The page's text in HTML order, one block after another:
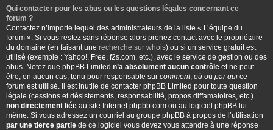
Qui contacter pour les abus ou les questions légales concernant ce
forum ?
Contactez n’importe lequel des administrateurs de la liste « L’équipe du
forum ». Si vous restez sans réponse alors prenez contact avec le propriétaire
du domaine (en faisant une recherche sur whois) ou si un service gratuit est
utilisé (exemple : Yahoo!, Free, f2s.com, etc.), avec le service de gestion ou des
abus. Notez que phpBB Limited n’a absolument aucun contrôle et ne peut
être, en aucun cas, tenu pour responsable sur comment, où ou par qui ce
forum est utilisé. Il est inutile de contacter phpBB Limited pour toute question
légale (cessions et désistements, responsabilité, propos diffamatoires, etc.)
non directement liée au site Internet phpbb.com ou au logiciel phpBB lui-
même. Si vous adressez un courriel au groupe phpBB à propos de l’utilisation
par une tierce partie de ce logiciel vous devez vous attendre à une réponse